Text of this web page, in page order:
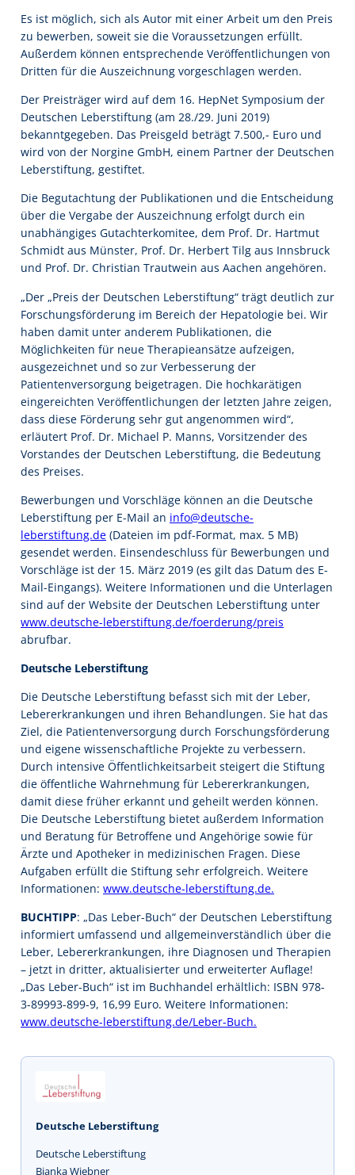
Es ist möglich, sich als Autor mit einer Arbeit um den Preis
zu bewerben, soweit sie die Voraussetzungen erfüllt.
Außerdem können entsprechende Veröffentlichungen von
Dritten für die Auszeichnung vorgeschlagen werden.
Der Preisträger wird auf dem 16. HepNet Symposium der
Deutschen Leberstiftung (am 28./29. Juni 2019)
bekanntgegeben. Das Preisgeld beträgt 7.500,- Euro und
wird von der Norgine GmbH, einem Partner der Deutschen
Leberstiftung, gestiftet.
Die Begutachtung der Publikationen und die Entscheidung
über die Vergabe der Auszeichnung erfolgt durch ein
unabhängiges Gutachterkomitee, dem Prof. Dr. Hartmut
Schmidt aus Münster, Prof. Dr. Herbert Tilg aus Innsbruck
und Prof. Dr. Christian Trautwein aus Aachen angehören.
„Der „Preis der Deutschen Leberstiftung“ trägt deutlich zur
Forschungsförderung im Bereich der Hepatologie bei. Wir
haben damit unter anderem Publikationen, die
Möglichkeiten für neue Therapieansätze aufzeigen,
ausgezeichnet und so zur Verbesserung der
Patientenversorgung beigetragen. Die hochkarätigen
eingereichten Veröffentlichungen der letzten Jahre zeigen,
dass diese Förderung sehr gut angenommen wird“,
erläutert Prof. Dr. Michael P. Manns, Vorsitzender des
Vorstandes der Deutschen Leberstiftung, die Bedeutung
des Preises.
Bewerbungen und Vorschläge können an die Deutsche
Leberstiftung per E-Mail an info@deutsche-
leberstiftung.de (Dateien im pdf-Format, max. 5 MB)
gesendet werden. Einsendeschluss für Bewerbungen und
Vorschläge ist der 15. März 2019 (es gilt das Datum des E-
Mail-Eingangs). Weitere Informationen und die Unterlagen
sind auf der Website der Deutschen Leberstiftung unter
www.deutsche-leberstiftung.de/foerderung/preis
abrufbar.
Deutsche Leberstiftung
Die Deutsche Leberstiftung befasst sich mit der Leber,
Lebererkrankungen und ihren Behandlungen. Sie hat das
Ziel, die Patientenversorgung durch Forschungsförderung
und eigene wissenschaftliche Projekte zu verbessern.
Durch intensive Öffentlichkeitsarbeit steigert die Stiftung
die öffentliche Wahrnehmung für Lebererkrankungen,
damit diese früher erkannt und geheilt werden können.
Die Deutsche Leberstiftung bietet außerdem Information
und Beratung für Betroffene und Angehörige sowie für
Ärzte und Apotheker in medizinischen Fragen. Diese
Aufgaben erfüllt die Stiftung sehr erfolgreich. Weitere
Informationen: www.deutsche-leberstiftung.de.
BUCHTIPP: „Das Leber-Buch“ der Deutschen Leberstiftung
informiert umfassend und allgemeinverständlich über die
Leber, Lebererkrankungen, ihre Diagnosen und Therapien
– jetzt in dritter, aktualisierter und erweiterter Auflage!
„Das Leber-Buch“ ist im Buchhandel erhältlich: ISBN 978-
3-89993-899-9, 16,99 Euro. Weitere Informationen:
www.deutsche-leberstiftung.de/Leber-Buch.
Deutsche Leberstiftung
Deutsche Leberstiftung
Bianka Wiebner